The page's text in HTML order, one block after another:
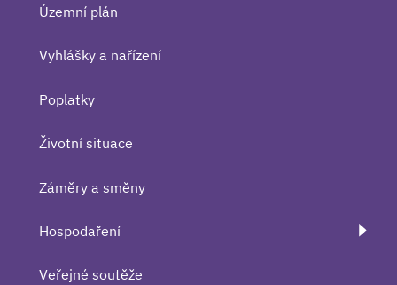
Územní plán
Vyhlášky a nařízení
Poplatky
Životní situace
Záměry a směny
Hospodaření
Veřejné soutěže